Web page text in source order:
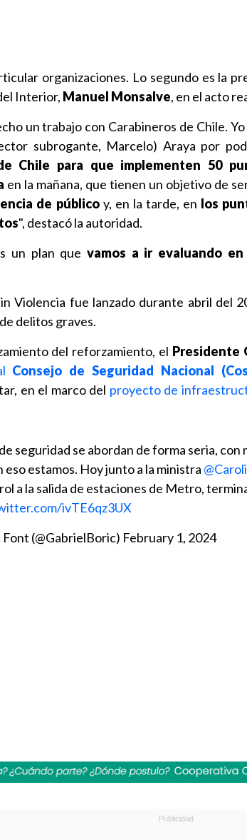
organizaciones. Lo segundo es la
Interior, Manuel Monsalve, en el acto
un trabajo con Carabineros de Chile.
subrogante, Marcelo) Araya por
Chile para que implementen 50
en la mañana, que tienen un objetivo de
de públicoy, en la tarde, en los
", destacó la autoridad.
un plan que vamos a ir evaluando
Violencia fue lanzado durante abril del
delitos graves.
del reforzamiento, el Presidente
Consejo de Seguridad Nacional
en el marco del proyecto de
seguridad se abordan de forma seria,
eso estamos. Hoy junto a la ministra
a la salida de estaciones de Metro,
ivTE6qz3UX
(@GabrielBoric) February 1, 2024